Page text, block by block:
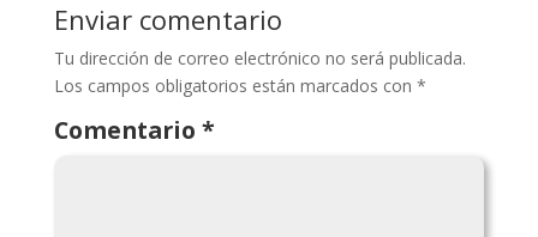
Enviar comentario
Tu dirección de correo electrónico no será publicada.
Los campos obligatorios están marcados con *
Comentario *